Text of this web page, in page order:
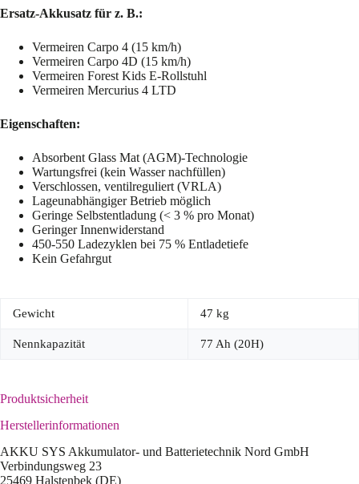
Ersatz-Akkusatz für z. B.:
Vermeiren Carpo 4 (15 km/h)
Vermeiren Carpo 4D (15 km/h)
Vermeiren Forest Kids E-Rollstuhl
Vermeiren Mercurius 4 LTD
Eigenschaften:
Absorbent Glass Mat (AGM)-Technologie
Wartungsfrei (kein Wasser nachfüllen)
Verschlossen, ventilreguliert (VRLA)
Lageunabhängiger Betrieb möglich
Geringe Selbstentladung (< 3 % pro Monat)
Geringer Innenwiderstand
450-550 Ladezyklen bei 75 % Entladetiefe
Kein Gefahrgut
Gewicht 47 kg
Nennkapazität 77 Ah (20H)
Produktsicherheit
Herstellerinformationen
AKKU SYS Akkumulator- und Batterietechnik Nord GmbH
Verbindungsweg 23
25469 Halstenbek (DE)